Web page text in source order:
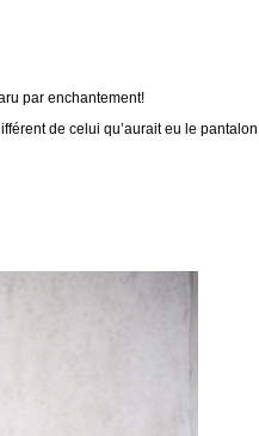
par enchantement!
de celui qu’aurait eu le pantalon